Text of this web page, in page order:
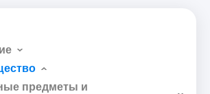
предметы и